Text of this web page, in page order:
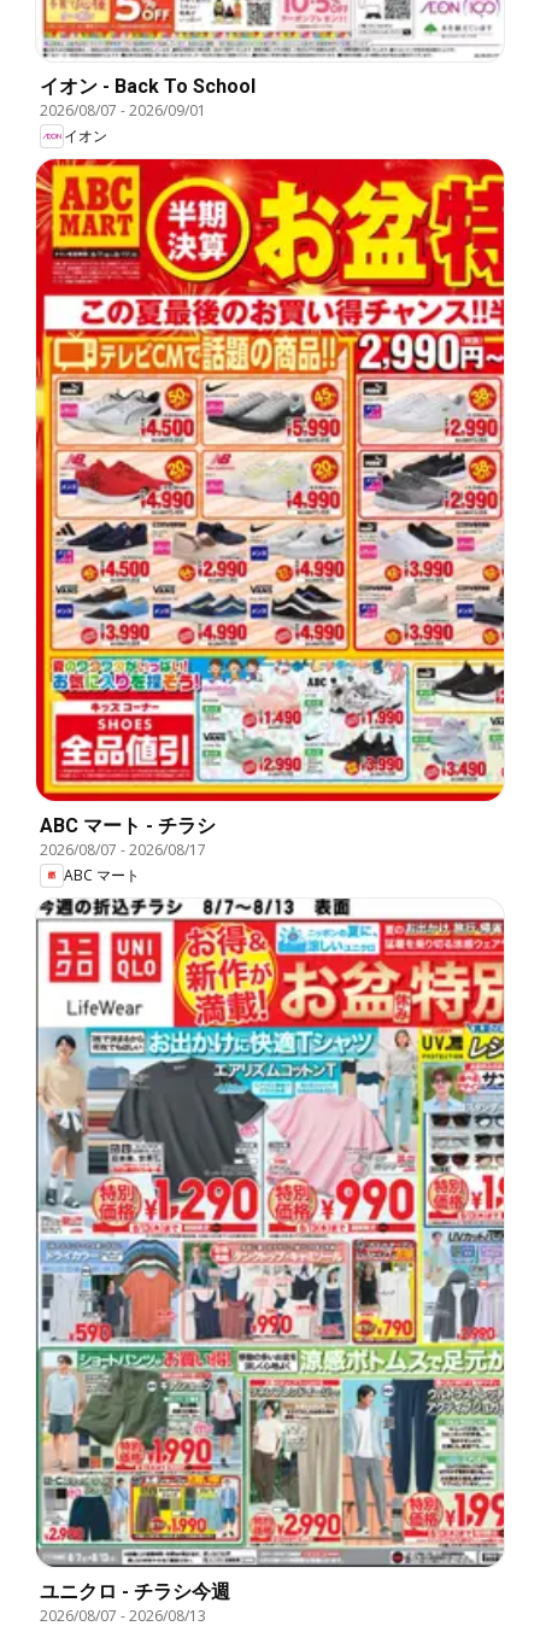
イオン - Back To School
2026/08/07 -2026/09/01
イオン
ABC マート - チラシ
2026/08/07 -2026/08/17
ABC マート
ユニクロ - チラシ今週
2026/08/07 -2026/08/13